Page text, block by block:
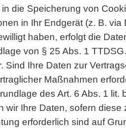
die Speicherung von
in Ihr Endgerät (z. B. via
haben, erfolgt die
von § 25 Abs. 1
Sind Ihre Daten zur
Maßnahmen
des Art. 6 Abs. 1 lit.
wir Ihre Daten, sofern diese
erforderlich sind auf